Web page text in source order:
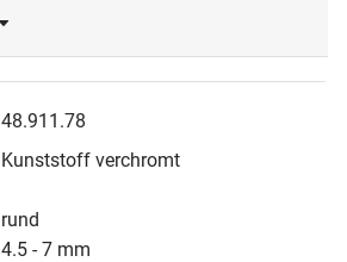
48.911.78
Kunststoff verchromt
rund
4.5 - 7 mm